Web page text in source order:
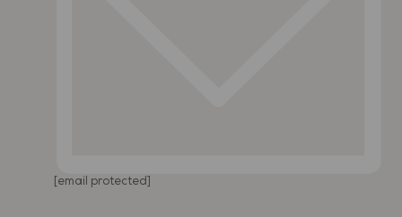
[email protected]